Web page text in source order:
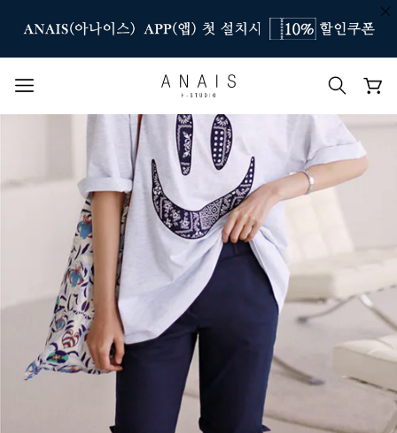
인기 검색어
#신상7%할인 #아나이스 제작
#MD추천 #당일발송 #BEST OF BEST